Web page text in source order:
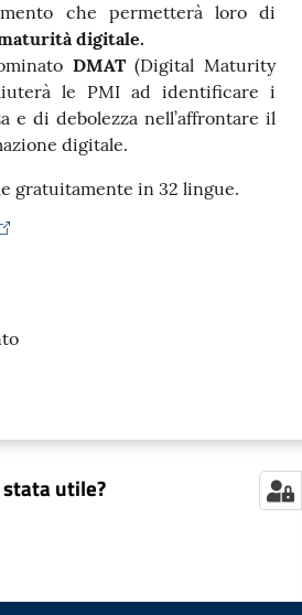
che permetterà loro di
digitale.
DMAT(Digital Maturity
le PMI ad identificare i
di debolezza nell’affrontare il
digitale.
gratuitamente in 32 lingue.
utile?